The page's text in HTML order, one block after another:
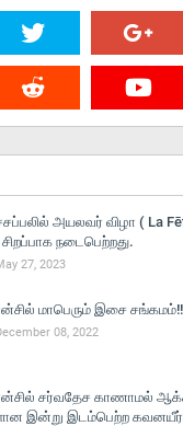
அயலவர் விழா ( La
சிறப்பாக நடைபெற்றது.
27, 2023
மாபெரும் இசை சங்கமம்!!
08, 2022
சர்வதேச காணாமல்
இன்று இடம்பெற்ற